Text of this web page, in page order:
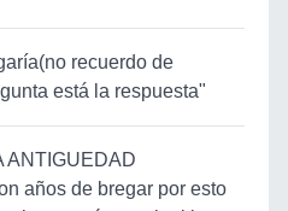
recuerdo de
está la respuesta"
ANTIGUEDAD
años de bregar por esto